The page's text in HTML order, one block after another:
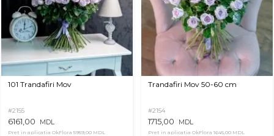
101 Trandafiri Mov
#2155
6161,00 MDL
Pret in aplicatia OkFlora 5959,00 MDL
Trandafiri Mov 50-60 cm
#2154
1715,00 MDL
Pret in aplicatia OkFlora 1645,00 MDL